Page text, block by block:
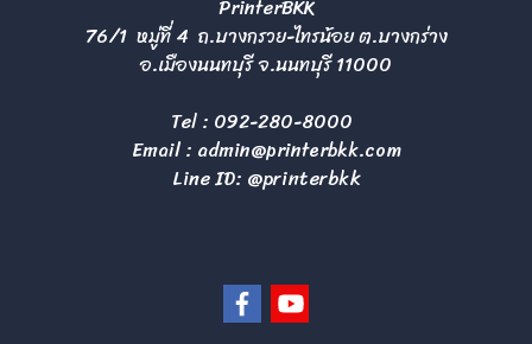
PrinterBKK
76/1 หมู่ที่ 4 ถ.บางกรวย-ไทรน้อย ต.บางกร่าง
อ.เมืองนนทบุรี จ.นนทบุรี 11000
Tel : 092-280-8000
Email : admin@printerbkk.com
Line ID: @printerbkk